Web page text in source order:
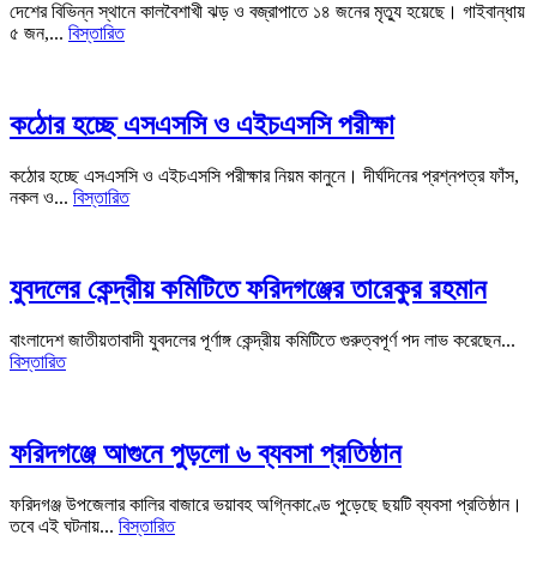
দেশের বিভিন্ন স্থানে কালবৈশাখী ঝড় ও বজ্রাপাতে ১৪ জনের মৃত্যু হয়েছে। গাইবান্ধায়
৫ জন,... বিস্তারিত
কঠোর হচ্ছে এসএসসি ও এইচএসসি পরীক্ষা
কঠোর হচ্ছে এসএসসি ও এইচএসসি পরীক্ষার নিয়ম কানুনে। দীর্ঘদিনের প্রশ্নপত্র ফাঁস,
নকল ও... বিস্তারিত
যুবদলের কেন্দ্রীয় কমিটিতে ফরিদগঞ্জের তারেকুর রহমান
বাংলাদেশ জাতীয়তাবাদী যুবদলের পূর্ণাঙ্গ কেন্দ্রীয় কমিটিতে গুরুত্বপূর্ণ পদ লাভ করেছেন...
বিস্তারিত
ফরিদগঞ্জে আগুনে পুড়লো ৬ ব্যবসা প্রতিষ্ঠান
ফরিদগঞ্জ উপজেলার কালির বাজারে ভয়াবহ অগ্নিকাণ্ডে পুড়েছে ছয়টি ব্যবসা প্রতিষ্ঠান।
তবে এই ঘটনায়... বিস্তারিত